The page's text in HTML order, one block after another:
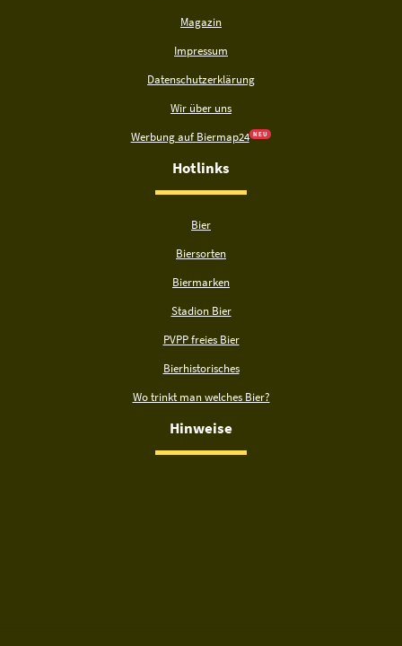
Magazin
Impressum
Datenschutzerklärung
Wir über uns
Werbung auf Biermap24 N E U
Hotlinks
Bier
Biersorten
Biermarken
Stadion Bier
PVPP freies Bier
Bierhistorisches
Wo trinkt man welches Bier?
Hinweise